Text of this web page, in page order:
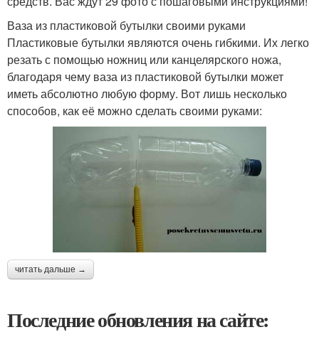
Ваза из пластиковой бутылки своими руками
Пластиковые бутылки являются очень гибкими. Их легко
резать с помощью ножниц или канцелярского ножа,
благодаря чему ваза из пластиковой бутылки может
иметь абсолютно любую форму. Вот лишь несколько
способов, как её можно сделать своими руками:
читать дальше →
Последние обновления на сайте: